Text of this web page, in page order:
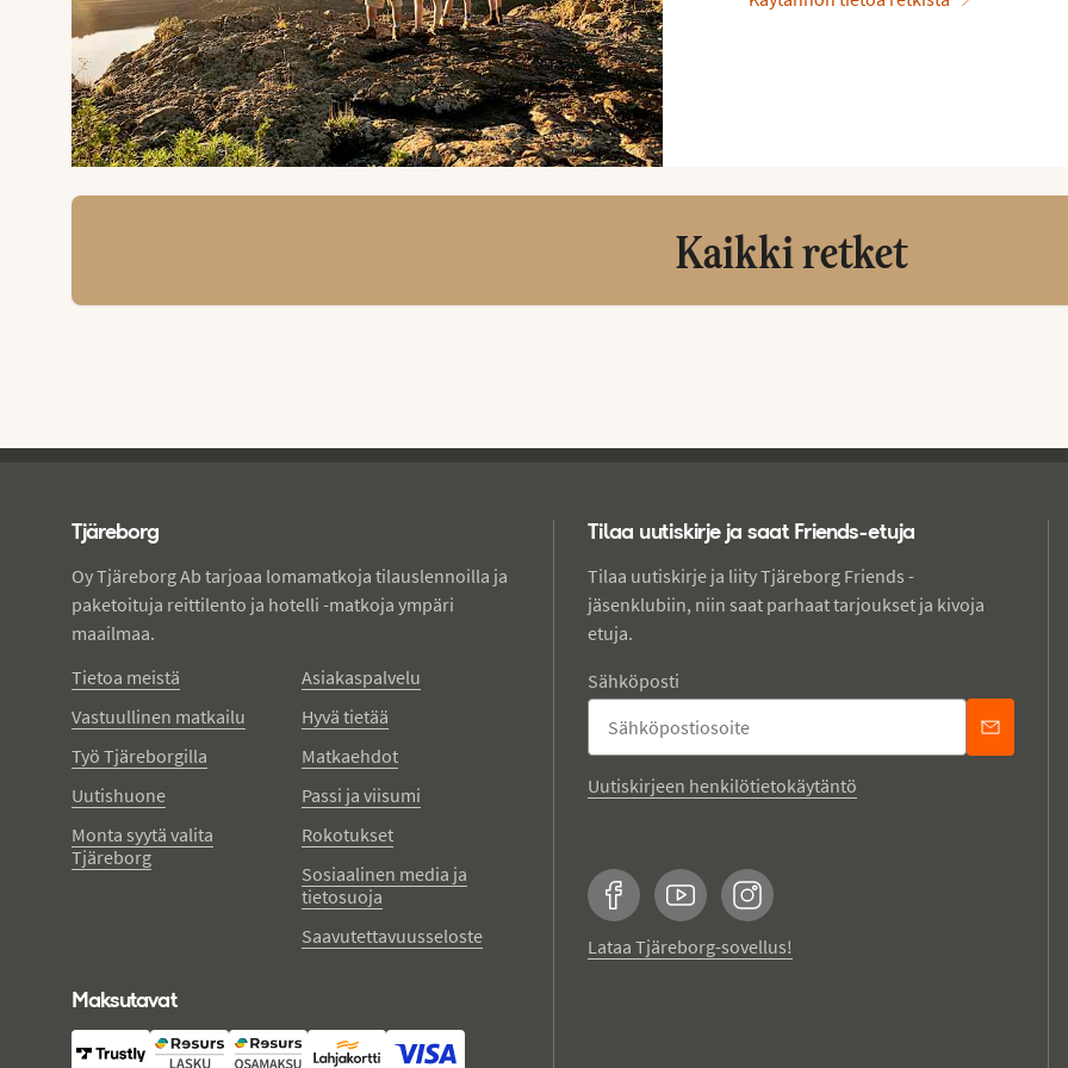
Kaikki retket
Tjäreborg
Oy Tjäreborg Ab tarjoaa lomamatkoja tilauslennoilla ja
paketoituja reittilento ja hotelli -matkoja ympäri
maailmaa.
Tietoa meistä
Vastuullinen matkailu
Työ Tjäreborgilla
Uutishuone
Monta syytä valita
Tjäreborg
Asiakaspalvelu
Hyvä tietää
Matkaehdot
Passi ja viisumi
Rokotukset
Sosiaalinen media ja
tietosuoja
Saavutettavuusseloste
Maksutavat
Tilaa uutiskirje ja saat Friends-etuja
Tilaa uutiskirje ja liity Tjäreborg Friends -
jäsenklubiin, niin saat parhaat tarjoukset ja kivoja
etuja.
Sähköposti
Uutiskirjeen henkilötietokäytäntö
FacebookYouTubeInstagram
Lataa Tjäreborg-sovellus!